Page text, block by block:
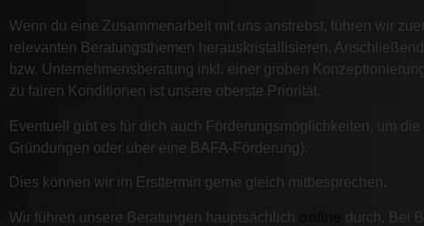
Wenn du eine Zusammenarbeit mit uns anstrebst, führen wir
relevanten Beratungsthemen herauskristallisieren.
bzw. Unternehmensberatung inkl. einer groben
zu fairen Konditionen ist unsere oberste Priorität.
Eventuell gibt es für dich auch Förderungsmöglichkeiten, um
Gründungen oder über eine BAFA-Förderung).
Dies können wir im Ersttermin gerne gleich mitbesprechen.
Wir führen unsere Beratungen hauptsächlich durch. Bei